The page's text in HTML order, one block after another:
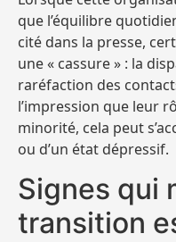
que l’équilibre
cité dans la presse,
une « cassure » : la
raréfaction des
l’impression que leur
minorité, cela peut
ou d’un état dépressif.
Signes qui
transition